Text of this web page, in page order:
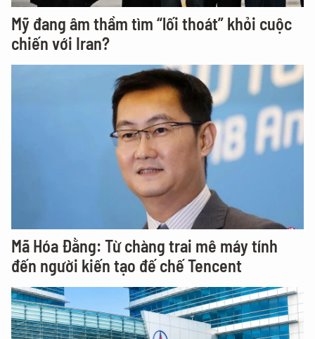
Mỹ đang âm thầm tìm “lối thoát” khỏi cuộc
chiến với Iran?
Mã Hóa Đằng: Từ chàng trai mê máy tính
đến người kiến tạo đế chế Tencent